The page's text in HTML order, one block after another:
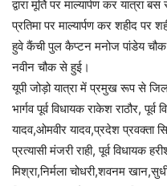
द्वारा मूर्ति पर माल्यार्पण कर यात्रा
प्रतिमा पर माल्यार्पण कर शहीद पर
हुवे कैंची पुल कैप्टन मनोज पांडेय चौक
नवीन चौक से हुई।
यूपी जोड़ो यात्रा में प्रमुख रूप से
भार्गव पूर्व विधायक राकेश राठौर,
यादव,ओमवीर यादव,प्रदेश प्रवक्ता
प्रत्यासी मंजरी राही, पूर्व विधायक
मिश्रा,निर्मला चोधरी,शवनम